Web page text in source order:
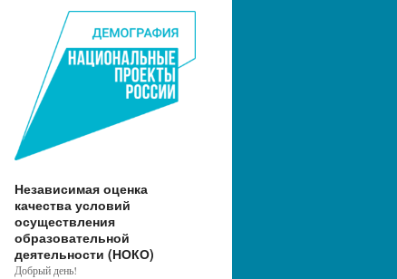
Независимая оценка
качества условий
осуществления
образовательной
деятельности (НОКО)
Добрый день!